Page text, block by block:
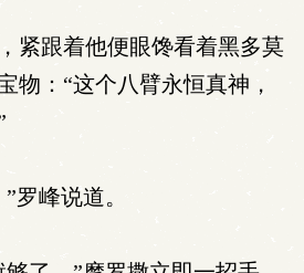
紧跟着他便眼馋看着黑多莫
物：“这个八臂永恒真神，
罗峰说道。